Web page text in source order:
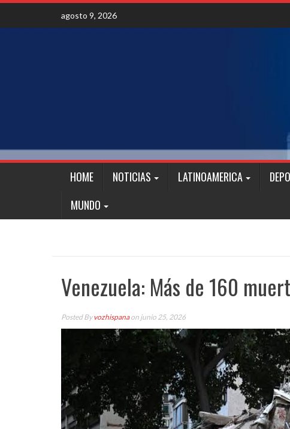
Skip
content
agosto 9, 2026
HOME NOTICIAS LATINOAMERICA
MUNDO
Venezuela: Más de 160
Posted Byvozhispanaon junio 25, 2026